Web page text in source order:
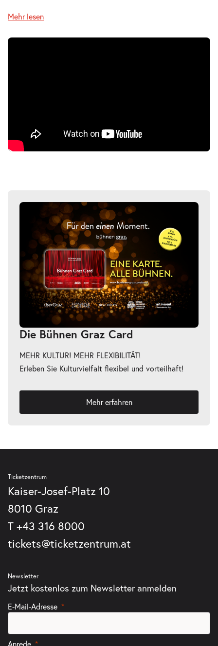
Mehr lesen
Die Bühnen Graz Card
MEHR KULTUR! MEHR FLEXIBILITÄT!
Erleben Sie Kulturvielfalt flexibel und vorteilhaft!
Mehr erfahren
Ticketzentrum
Kaiser-Josef-Platz 10
8010 Graz
T +43 316 8000
tickets@ticketzentrum.at
Newsletter
Jetzt kostenlos zum Newsletter anmelden
E-Mail-Adresse
Anrede